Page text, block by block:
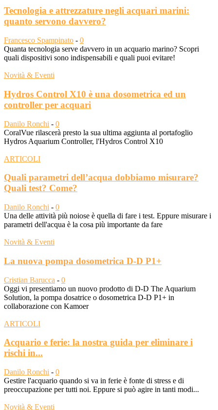
Tecnologia e attrezzature negli acquari marini:
quanto servono davvero?
Francesco Spampinato - 0
Quanta tecnologia serve davvero in un acquario marino? Scopri
quali dispositivi sono indispensabili e quali puoi evitare!
Novità & Eventi
Hydros Control X10 è una dosometrica ed un
controller per acquari
Danilo Ronchi - 0
CoralVue rilascerà presto la sua ultima aggiunta al portafoglio
Hydros Aquarium Controller, l'Hydros Control X10
ARTICOLI
Quali parametri dell’acqua dobbiamo misurare?
Quali test? Come?
Danilo Ronchi - 0
Una delle attività più noiose è quella di fare i test. Eppure misurare i
parametri dell'acqua è la cosa più importante da fare
Novità & Eventi
La nuova pompa dosometrica D-D P1+
Cristian Barucca - 0
Oggi vi presentiamo un nuovo prodotto di D-D The Aquarium
Solution, la pompa dosatrice o dosometrica D-D P1+ in
collaborazione con Kamoer
ARTICOLI
Acquario e ferie: la nostra guida per eliminare i
rischi in...
Danilo Ronchi - 0
Gestire l'acquario quando si va in ferie è fonte di stress e di
preoccupazione per tutti noi. Eppure si può agire in tanti modi...
Novità & Eventi